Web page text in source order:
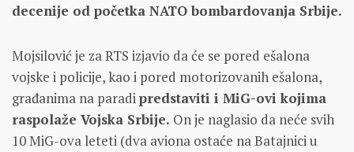
decenije od početka NATO bombardovanja Srbije.
Mojsilović je za RTS izjavio da će se pored ešalona
vojske i policije, kao i pored motorizovanih ešalona,
građanima na paradipredstaviti i MiG-ovi kojima
raspolaže Vojska Srbije. On je naglasio da neće svih
10 MiG-ova leteti (dva aviona ostaće na Batajnici u